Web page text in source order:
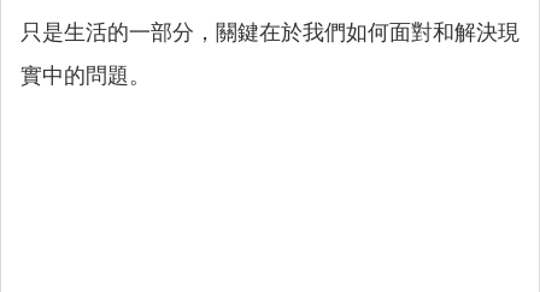
只是生活的一部分，關鍵在於我們如何面對和解決現
實中的問題。